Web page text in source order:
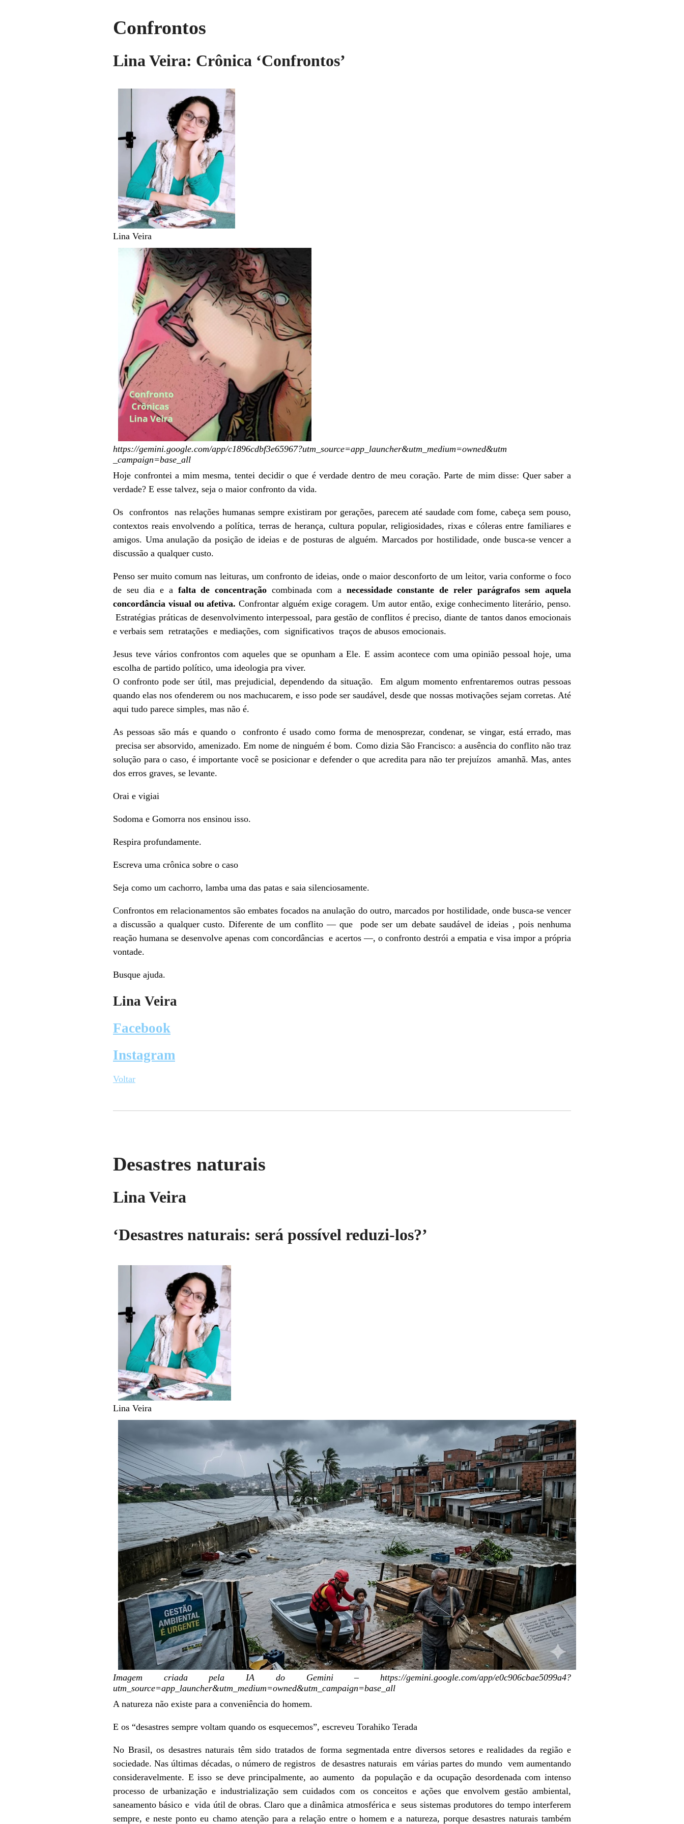
Confrontos
Lina Veira: Crônica ‘Confrontos’
Lina Veira
https://gemini.google.com/app/c1896cdbf3e65967?utm_source=app_launcher&utm_medium=owned&utm
_campaign=base_all
Hoje confrontei a mim mesma, tentei decidir o que é verdade dentro de meu coração. Parte de mim disse: Quer saber a
verdade? E esse talvez, seja o maior confronto da vida.
Os confrontos nas relações humanas sempre existiram por gerações, parecem até saudade com fome, cabeça sem pouso,
contextos reais envolvendo a política, terras de herança, cultura popular, religiosidades, rixas e cóleras entre familiares e
amigos. Uma anulação da posição de ideias e de posturas de alguém. Marcados por hostilidade, onde busca-se vencer a
discussão a qualquer custo.
Penso ser muito comum nas leituras, um confronto de ideias, onde o maior desconforto de um leitor, varia conforme o foco
de seu dia e a falta de concentraçãocombinada com a necessidade constante de reler parágrafos sem aquela
concordância visual ou afetiva.Confrontar alguém exige coragem. Um autor então, exige conhecimento literário, penso.
Estratégias práticas de desenvolvimento interpessoal, para gestão de conflitos é preciso, diante de tantos danos emocionais
e verbais sem retratações e mediações, com significativos traços de abusos emocionais.
Jesus teve vários confrontos com aqueles que se opunham a Ele. E assim acontece com uma opinião pessoal hoje, uma
escolha de partido político, uma ideologia pra viver.
O confronto pode ser útil, mas prejudicial, dependendo da situação. Em algum momento enfrentaremos outras pessoas
quando elas nos ofenderem ou nos machucarem, e isso pode ser saudável, desde que nossas motivações sejam corretas. Até
aqui tudo parece simples, mas não é.
As pessoas são más e quando o confronto é usado como forma de menosprezar, condenar, se vingar, está errado, mas
precisa ser absorvido, amenizado. Em nome de ninguém é bom. Como dizia São Francisco: a ausência do conflito não traz
solução para o caso, é importante você se posicionar e defender o que acredita para não ter prejuízos amanhã. Mas, antes
dos erros graves, se levante.
Orai e vigiai
Sodoma e Gomorra nos ensinou isso.
Respira profundamente.
Escreva uma crônica sobre o caso
Seja como um cachorro, lamba uma das patas e saia silenciosamente.
Confrontos em relacionamentos são embates focados na anulação do outro, marcados por hostilidade, onde busca-se vencer
a discussão a qualquer custo. Diferente de um conflito — que pode ser um debate saudável de ideias , pois nenhuma
reação humana se desenvolve apenas com concordâncias e acertos —, o confronto destrói a empatia e visa impor a própria
vontade.
Busque ajuda.
Lina Veira
Facebook
Instagram
Voltar
Desastres naturais
Lina Veira
‘Desastres naturais: será possível reduzi-los?’
Lina Veira
Imagem criada pela IA do Gemini – https://gemini.google.com/app/e0c906cbae5099a4?
utm_source=app_launcher&utm_medium=owned&utm_campaign=base_all
A natureza não existe para a conveniência do homem.
E os “desastres sempre voltam quando os esquecemos”, escreveu Torahiko Terada
No Brasil, os desastres naturais têm sido tratados de forma segmentada entre diversos setores e realidades da região e
sociedade. Nas últimas décadas, o número de registros de desastres naturais em várias partes do mundo vem aumentando
consideravelmente. E isso se deve principalmente, ao aumento da população e da ocupação desordenada com intenso
processo de urbanização e industrialização sem cuidados com os conceitos e ações que envolvem gestão ambiental,
saneamento básico e vida útil de obras. Claro que a dinâmica atmosférica e seus sistemas produtores do tempo interferem
sempre, e neste ponto eu chamo atenção para a relação entre o homem e a natureza, porque desastres naturais também